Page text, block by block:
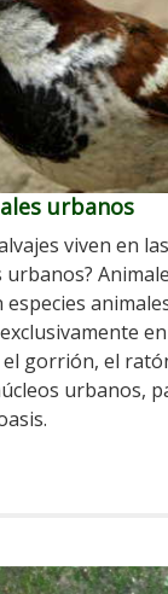
urbanos
viven en
especies
gorrión, el
urbanos,